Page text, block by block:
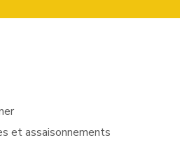
et assaisonnements